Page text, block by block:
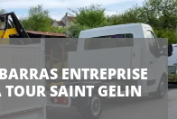
ENTREPRISE
SAINT GELIN